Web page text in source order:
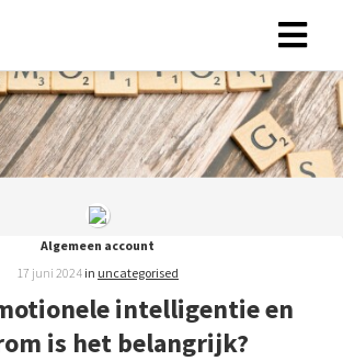
Algemeen account
17 juni 2024 in uncategorised
intelligentie en
is het belangrijk?